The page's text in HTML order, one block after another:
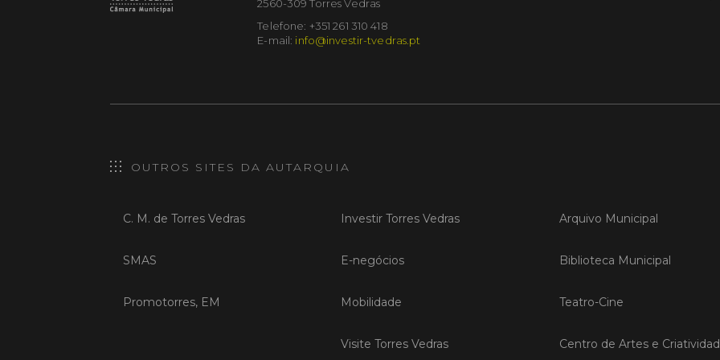
2560-309 Torres Vedras
Telefone: +351 261 310 418
E-mail: info@investir-tvedras.pt
OUTROS SITES DA AUTARQUIA
C. M. de Torres Vedras
SMAS
Promotorres, EM
Investir Torres Vedras
E-negócios
Mobilidade
Visite Torres Vedras
Arquivo Municipal
Biblioteca Municipal
Teatro-Cine
Centro de Artes e